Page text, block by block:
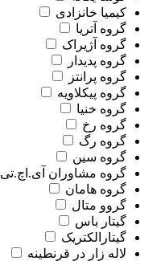
کیمیا خانزادی
گروه آتریا
گروه آژیراک
گروه پدیدار
گروه پرانتز
گروه پیکلاویه
گروه خنیا
گروه رخ
گروه رگ
گروه سین
گروه مشاوران آی.اچ.تی
گروه هامان
گروو متال
گیتار باس
گیتارالکتریک
لاله زار در قرنطینه